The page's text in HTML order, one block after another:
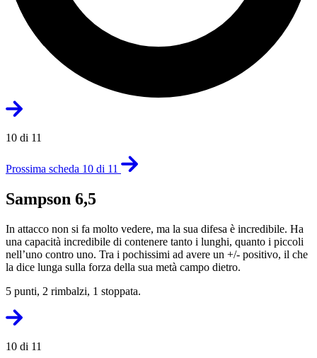
10 di 11
Prossima scheda 10 di 11
Sampson 6,5
In attacco non si fa molto vedere, ma la sua difesa è incredibile. Ha
una capacità incredibile di contenere tanto i lunghi, quanto i piccoli
nell’uno contro uno. Tra i pochissimi ad avere un +/- positivo, il che
la dice lunga sulla forza della sua metà campo dietro.
5 punti, 2 rimbalzi, 1 stoppata.
10 di 11